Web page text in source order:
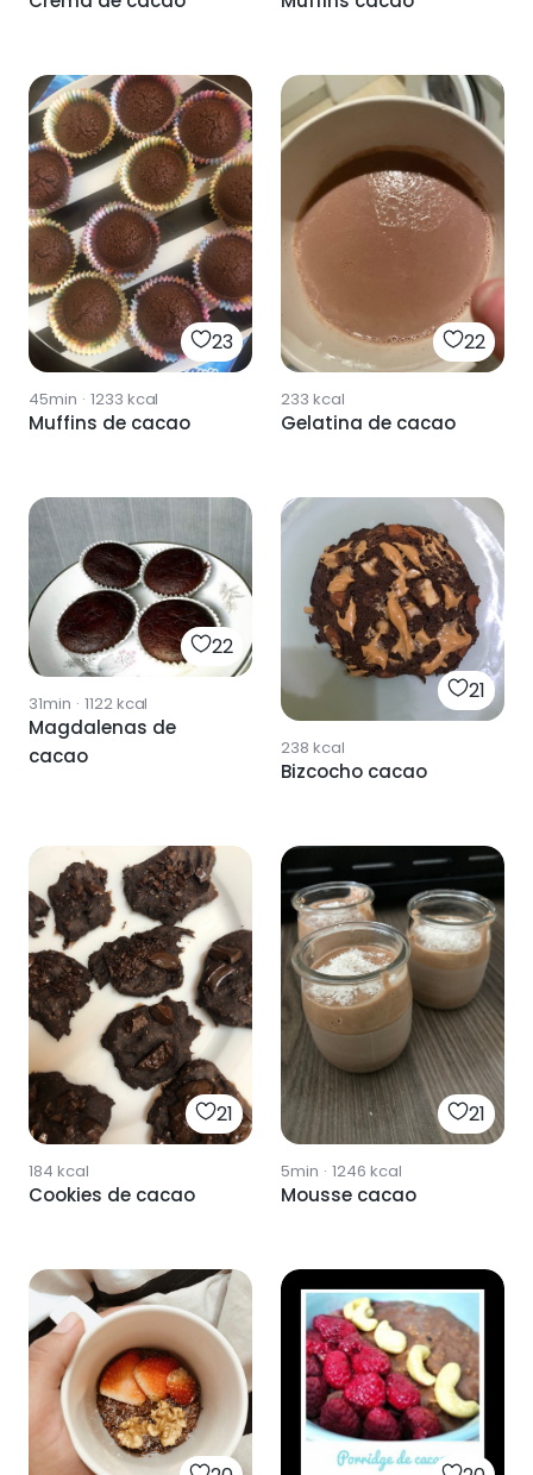
23
45min · 1233 kcal
Muffins de cacao
22
233 kcal
Gelatina de cacao
22
31min · 1122kcal
Magdalenas de
cacao
21
238 kcal
Bizcocho cacao
21
184 kcal
Cookies de cacao
21
5min · 1246 kcal
Mousse cacao